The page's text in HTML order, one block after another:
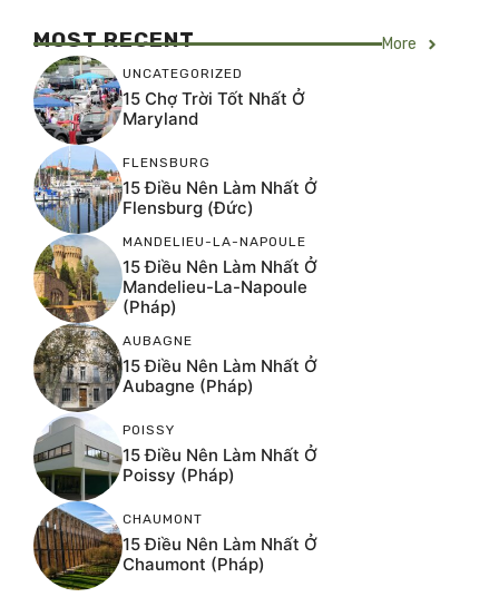
MOST RECENT More
UNCATEGORIZED
15 Chợ Trời Tốt Nhất Ở
Maryland
FLENSBURG
15 Điều Nên Làm Nhất Ở
Flensburg (Đức)
MANDELIEU-LA-NAPOULE
15 Điều Nên Làm Nhất Ở
Mandelieu-La-Napoule
(Pháp)
AUBAGNE
15 Điều Nên Làm Nhất Ở
Aubagne (Pháp)
POISSY
15 Điều Nên Làm Nhất Ở
Poissy (Pháp)
CHAUMONT
15 Điều Nên Làm Nhất Ở
Chaumont (Pháp)